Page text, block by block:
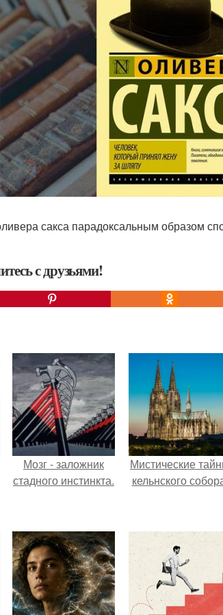
сакса парадоксальным образом
с друзьями!
Мозг - заложник
стадного инстинкта.
Мистические
кельнского